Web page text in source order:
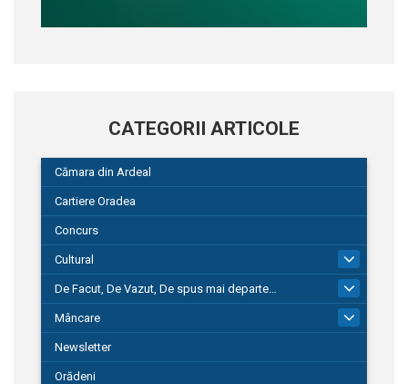
CATEGORII ARTICOLE
Cămara din Ardeal
Cartiere Oradea
Concurs
Cultural
De Facut, De Vazut, De spus mai departe…
580
Mâncare
Newsletter
Orădeni